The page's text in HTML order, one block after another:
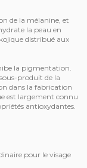
de la mélanine, et
la peau en
distribué aux
la pigmentation.
produit de la
dans la fabrication
est largement connu
antioxydantes.
pour le visage